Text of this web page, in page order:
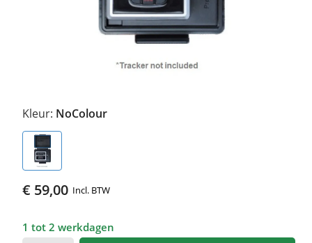
Kleur: NoColour
€ 59,00 Incl. BTW
1 tot 2 werkdagen